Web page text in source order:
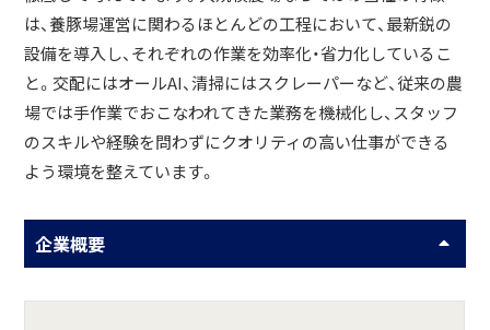
は、養豚場運営に関わるほとんどの工程において、最新鋭の
設備を導入し、それぞれの作業を効率化・省力化しているこ
と。交配にはオールAI、清掃にはスクレーパーなど、従来の農
場では手作業でおこなわれてきた業務を機械化し、スタッフ
のスキルや経験を問わずにクオリティの高い仕事ができる
よう環境を整えています。
企業概要